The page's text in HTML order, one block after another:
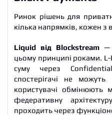
Ринок рішень для
кілька напрямків, кожен
Liquid від Blockstream —
цьому принципі роками. L-
суму через
спостерігачі не
користувачі обмінюють
федеративну
проходить через